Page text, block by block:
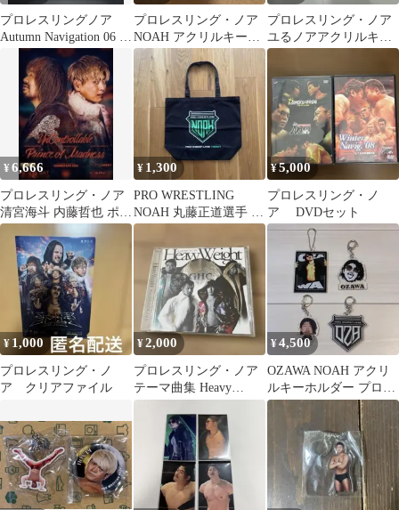
プロレスリングノア
Autumn Navigation 06 日
本武道館 DVD
プロレスリング・ノア
NOAH アクリルキーホ
ルダー 遠藤哲哉 征矢学
プロレスリング・ノア
ユるノアアクリルキー
ホルダー RYUSEI
¥6,666
プロレスリング・ノア
清宮海斗 内藤哲也 ポス
ター B2サイズ
¥ 1,300
PRO WRESTLING
NOAH 丸藤正道選手 直
筆サイン入り トートバ
ッグ
¥5,000
プロレスリング・ノ
ア DVDセット
¥ 1,000
プロレスリング・ノ
ア クリアファイル
¥2,000
プロレスリング・ノア
テーマ曲集 Heavy
Weight
¥4,500
OZAWA NOAH アクリ
ルキーホルダー プロレ
スリング・ノア